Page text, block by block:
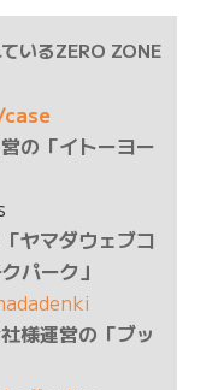
いるZERO ZONE
の「イトーヨー
ヤマダウェブコ
パーク」
様運営の「ブッ